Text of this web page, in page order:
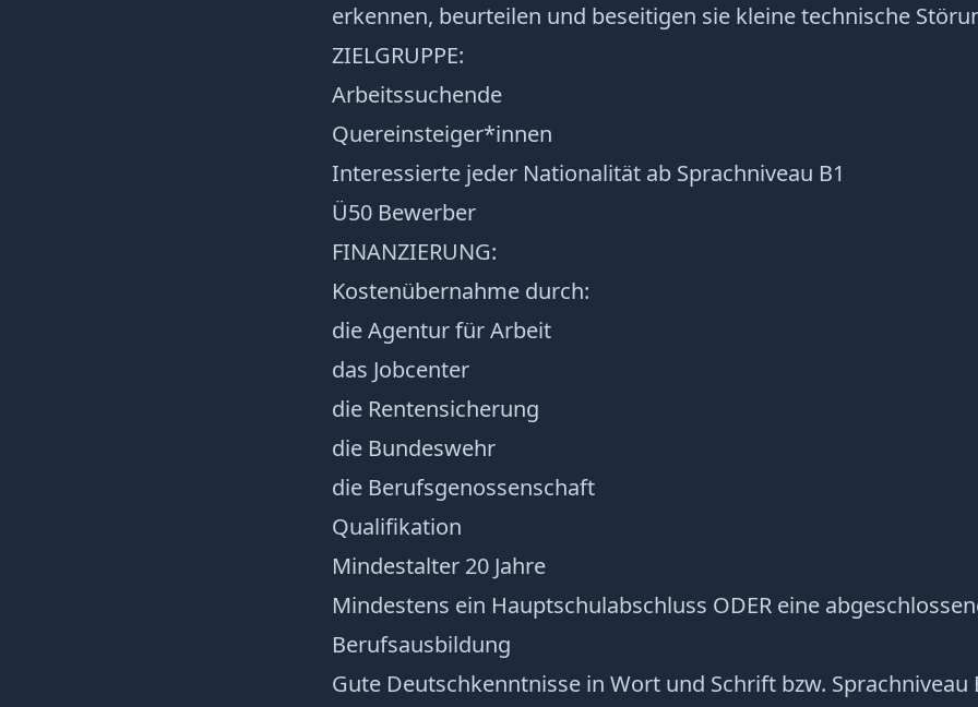
erkennen, beurteilen und beseitigen sie kleine technische
ZIELGRUPPE:
Arbeitssuchende
Quereinsteiger*innen
Interessierte jeder Nationalität ab Sprachniveau B1
Ü50 Bewerber
FINANZIERUNG:
Kostenübernahme durch:
die Agentur für Arbeit
das Jobcenter
die Rentensicherung
die Bundeswehr
die Berufsgenossenschaft
Qualifikation
Mindestalter 20 Jahre
Mindestens ein Hauptschulabschluss ODER eine
Berufsausbildung
Gute Deutschkenntnisse in Wort und Schrift bzw. Sprachniveau